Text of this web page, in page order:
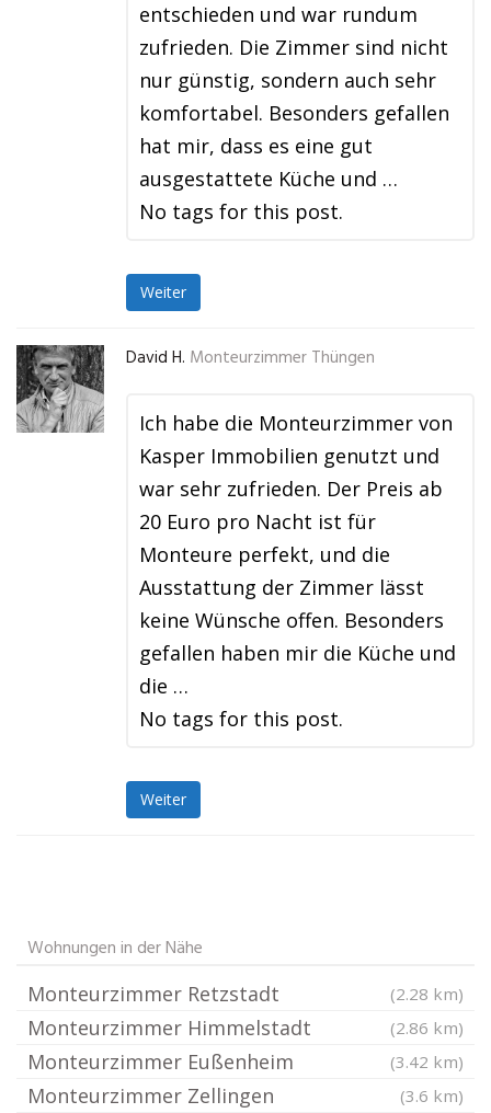
entschieden und war rundum
zufrieden. Die Zimmer sind nicht
nur günstig, sondern auch sehr
komfortabel. Besonders gefallen
hat mir, dass es eine gut
ausgestattete Küche und …
No tags for this post.
Weiter
David H. Monteurzimmer Thüngen
Ich habe die Monteurzimmer von
Kasper Immobilien genutzt und
war sehr zufrieden. Der Preis ab
20 Euro pro Nacht ist für
Monteure perfekt, und die
Ausstattung der Zimmer lässt
keine Wünsche offen. Besonders
gefallen haben mir die Küche und
die …
No tags for this post.
Weiter
Wohnungen in der Nähe
Monteurzimmer Retzstadt (2.28 km)
Monteurzimmer Himmelstadt (2.86 km)
Monteurzimmer Eußenheim (3.42 km)
Monteurzimmer Zellingen (3.6 km)